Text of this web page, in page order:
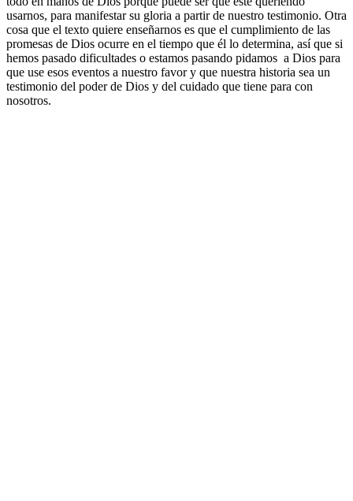
usarnos, para manifestar su gloria a partir de nuestro testimonio. Otra
cosa que el texto quiere enseñarnos es que el cumplimiento de las
promesas de Dios ocurre en el tiempo que él lo determina, así que si
hemos pasado dificultades o estamos pasando pidamos a Dios para
que use esos eventos a nuestro favor y que nuestra historia sea un
testimonio del poder de Dios y del cuidado que tiene para con
nosotros.